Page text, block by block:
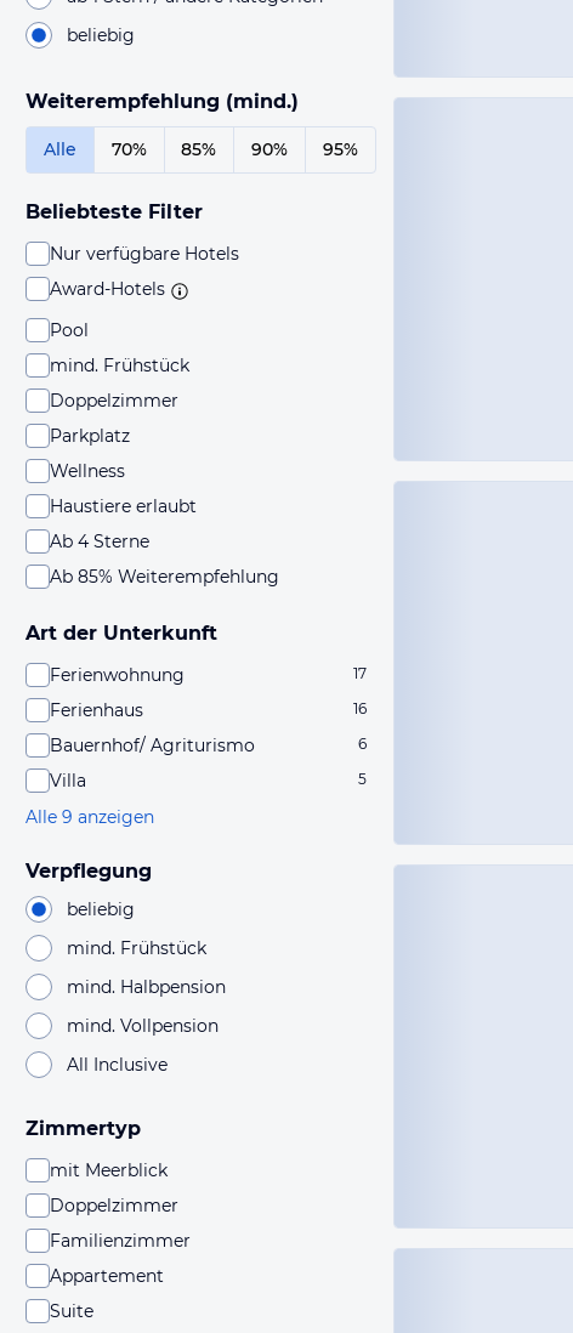
beliebig
Weiterempfehlung (mind.)
Alle 70% 85% 90% 95%
Beliebteste Filter
Nur verfügbare Hotels
Award-Hotels
Pool
mind. Frühstück
Doppelzimmer
Parkplatz
Wellness
Haustiere erlaubt
Ab 4 Sterne
Ab 85% Weiterempfehlung
Art der Unterkunft
Ferienwohnung 17
Ferienhaus 16
Bauernhof/ Agriturismo 6
Villa 5
Alle 9 anzeigen
Verpflegung
beliebig
mind. Frühstück
mind. Halbpension
mind. Vollpension
All Inclusive
Zimmertyp
mit Meerblick
Doppelzimmer
Familienzimmer
Appartement
Suite